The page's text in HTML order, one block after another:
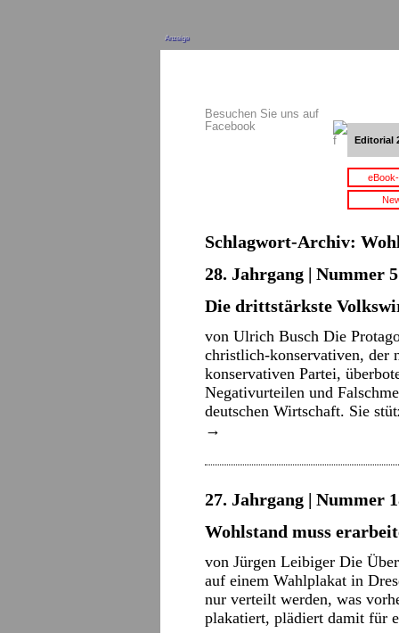
Anzeige
Besuchen Sie uns auf
Facebook
Editorial
Schlagwort-Archiv:
28. Jahrgang | Nummer
Die drittstärkste
von Ulrich Busch Die
christlich-konservativen, der
konservativen Partei,
Negativurteilen und
deutschen Wirtschaft. Sie
→
27. Jahrgang | Nummer
Wohlstand muss
von Jürgen Leibiger Die
auf einem Wahlplakat in
nur verteilt werden, was
plakatiert, plädiert damit